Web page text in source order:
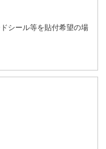
シール等を貼付希望の場